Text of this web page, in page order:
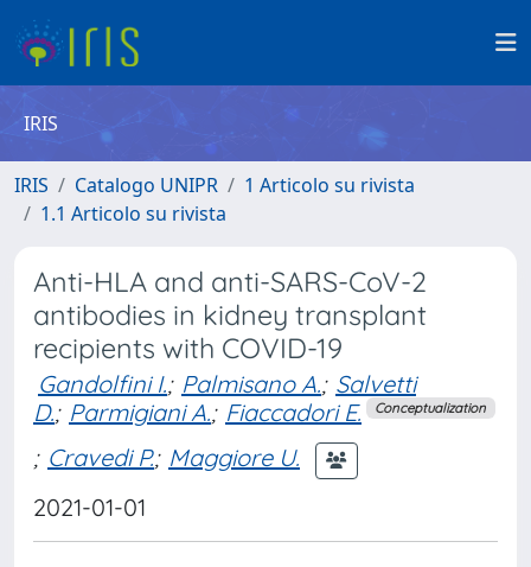
IRIS
IRIS Catalogo UNIPR
1 Articolo su rivista
1.1 Articolo su rivista
Anti-HLA and anti-SARS-CoV-2
antibodies in kidney transplant
recipients with COVID-19
Gandolfini I.; Palmisano A.; Salvetti
D.; Parmigiani A.; Fiaccadori E. Conceptualization
; Cravedi P.; Maggiore U.
2021-01-01